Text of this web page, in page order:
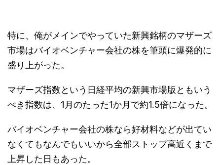
特に、俺がメインでやっていた新興銘柄のマザーズ
市場はバイオベンチャー会社の株を筆頭に爆発的に
盛り上がった。
マザーズ指数という日経平均の新興市場版ともいう
べき指数は、1月のたった1か月で約1.5倍になった。
バイオベンチャー会社の株なら好材料などが出てい
なくてもなんでもいいから全部ストップ高近くまで
上昇した日もあった。